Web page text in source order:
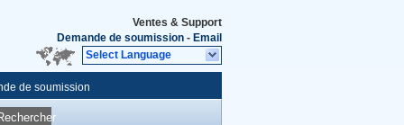
Ventes & Support
Demande de soumission - Email
Select Language
de soumission